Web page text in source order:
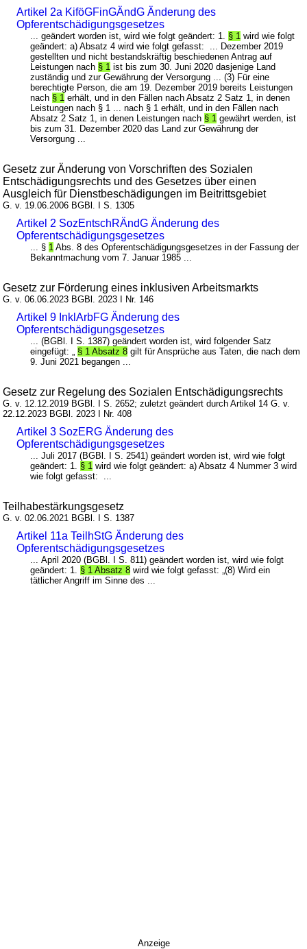
Artikel 2a KiföGFinGÄndG Änderung des
Opferentschädigungsgesetzes
... geändert worden ist, wird wie folgt geändert: 1. § 1 wird wie folgt
geändert: a) Absatz 4 wird wie folgt gefasst: ... Dezember 2019
gestellten und nicht bestandskräftig beschiedenen Antrag auf
Leistungen nach § 1 ist bis zum 30. Juni 2020 dasjenige Land
zuständig und zur Gewährung der Versorgung ... (3) Für eine
berechtigte Person, die am 19. Dezember 2019 bereits Leistungen
nach § 1 erhält, und in den Fällen nach Absatz 2 Satz 1, in denen
Leistungen nach § 1 ... nach § 1 erhält, und in den Fällen nach
Absatz 2 Satz 1, in denen Leistungen nach § 1 gewährt werden, ist
bis zum 31. Dezember 2020 das Land zur Gewährung der
Versorgung ...
Gesetz zur Änderung von Vorschriften des Sozialen
Entschädigungsrechts und des Gesetzes über einen
Ausgleich für Dienstbeschädigungen im Beitrittsgebiet
G. v. 19.06.2006 BGBl. I S. 1305
Artikel 2 SozEntschRÄndG Änderung des
Opferentschädigungsgesetzes
... § 1 Abs. 8 des Opferentschädigungsgesetzes in der Fassung der
Bekanntmachung vom 7. Januar 1985 ...
Gesetz zur Förderung eines inklusiven Arbeitsmarkts
G. v. 06.06.2023 BGBl. 2023 I Nr. 146
Artikel 9 InklArbFG Änderung des
Opferentschädigungsgesetzes
... (BGBl. I S. 1387) geändert worden ist, wird folgender Satz
eingefügt: „ § 1 Absatz 8 gilt für Ansprüche aus Taten, die nach dem
9. Juni 2021 begangen ...
Gesetz zur Regelung des Sozialen Entschädigungsrechts
G. v. 12.12.2019 BGBl. I S. 2652; zuletzt geändert durch Artikel 14 G. v.
22.12.2023 BGBl. 2023 I Nr. 408
Artikel 3 SozERG Änderung des
Opferentschädigungsgesetzes
... Juli 2017 (BGBl. I S. 2541) geändert worden ist, wird wie folgt
geändert: 1. § 1 wird wie folgt geändert: a) Absatz 4 Nummer 3 wird
wie folgt gefasst: ...
Teilhabestärkungsgesetz
G. v. 02.06.2021 BGBl. I S. 1387
Artikel 11a TeilhStG Änderung des
Opferentschädigungsgesetzes
... April 2020 (BGBl. I S. 811) geändert worden ist, wird wie folgt
geändert: 1. § 1 Absatz 8 wird wie folgt gefasst: „(8) Wird ein
tätlicher Angriff im Sinne des ...
Anzeige